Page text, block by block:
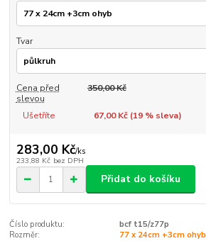
Tvar
Cena před
slevou
350,00 Kč
Ušetříte 67,00 Kč (19% sleva)
283,00 Kč/ks
233,88 Kč bez DPH
Přidat do košíku
Číslo produktu:
bcf t15/z77p
Rozměr:
77 x 24cm +3cm ohyb